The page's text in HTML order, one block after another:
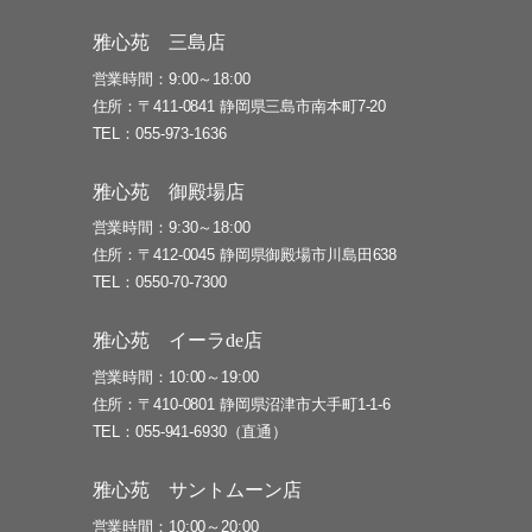
雅心苑 三島店
営業時間
9:00～18:00
住所
〒411-0841 静岡県三島市南本町7-20
TEL
055-973-1636
雅心苑 御殿場店
営業時間
9:30～18:00
住所
〒412-0045 静岡県御殿場市川島田638
TEL
0550-70-7300
雅心苑 イーラde店
営業時間
10:00～19:00
住所
〒410-0801 静岡県沼津市大手町1-1-6
TEL
055-941-6930（直通）
雅心苑 サントムーン店
営業時間 10:00～20:00